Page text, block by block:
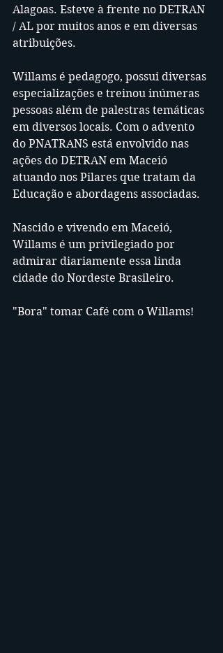
Alagoas. Esteve à frente no DETRAN
/ AL por muitos anos e em diversas
atribuições.
Willams é pedagogo, possui diversas
especializações e treinou inúmeras
pessoas além de palestras temáticas
em diversos locais. Com o advento
do PNATRANS está envolvido nas
ações do DETRAN em Maceió
atuando nos Pilares que tratam da
Educação e abordagens associadas.
Nascido e vivendo em Maceió,
Willams é um privilegiado por
admirar diariamente essa linda
cidade do Nordeste Brasileiro.
"Bora" tomar Café com o Willams!